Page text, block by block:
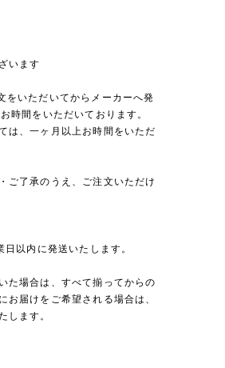
います
をいただいてからメーカーへ発
時間をいただいております。
は、一ヶ月以上お時間をいただ
ご了承のうえ、ご注文いただけ
以内に発送いたします。
た場合は、すべて揃ってからの
お届けをご希望される場合は、
します。